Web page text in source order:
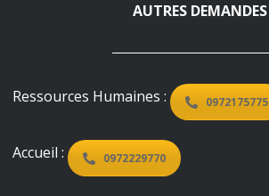
AUTRES DEMANDES
Ressources Humaines : 0972175775
Accueil : 0972229770